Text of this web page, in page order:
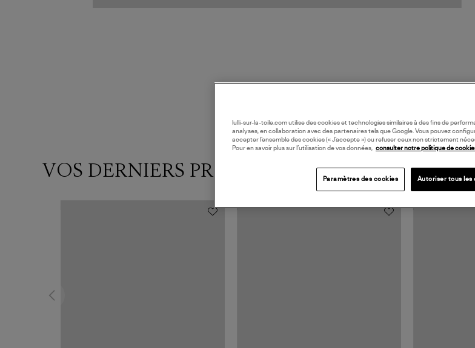
VOS DERNIERS PRODUITS VUS
lulli-sur-la-toile.com utilise des cookies et technologies similaires à des fins de
analyses, en collaboration avec des partenaires tels que Google. Vous pouvez
accepter l’ensemble des cookies (« J’accepte ») ou refuser ceux non strictement
Pour en savoir plus sur l’utilisation de vos données,
consulter notre politique de
Paramètres des cookies Autoriser tous les